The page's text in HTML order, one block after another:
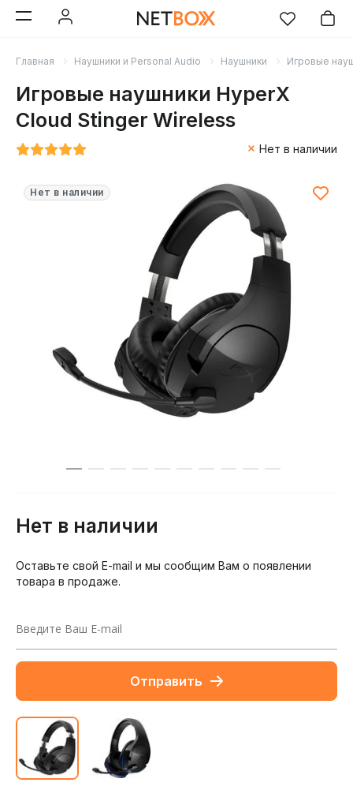
Главная Наушники и Personal Audio Наушники Игровые
Игровые наушники HyperX
Cloud Stinger Wireless
Нет в наличии
Нет в наличии
Нет в наличии
Оставьте свой E-mail и мы сообщим Вам о появлении
товара в продаже.
Отправить